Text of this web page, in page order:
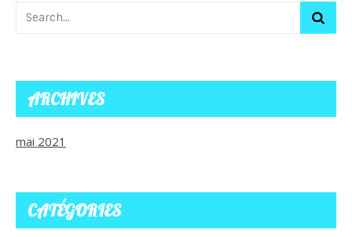
ARCHIVES
mai 2021
CATÉGORIES